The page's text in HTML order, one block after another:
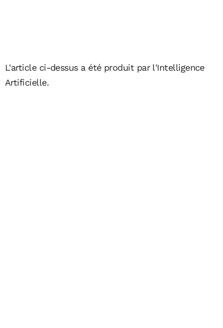
L'article ci-dessus a été produit par l'Intelligence
Artificielle.